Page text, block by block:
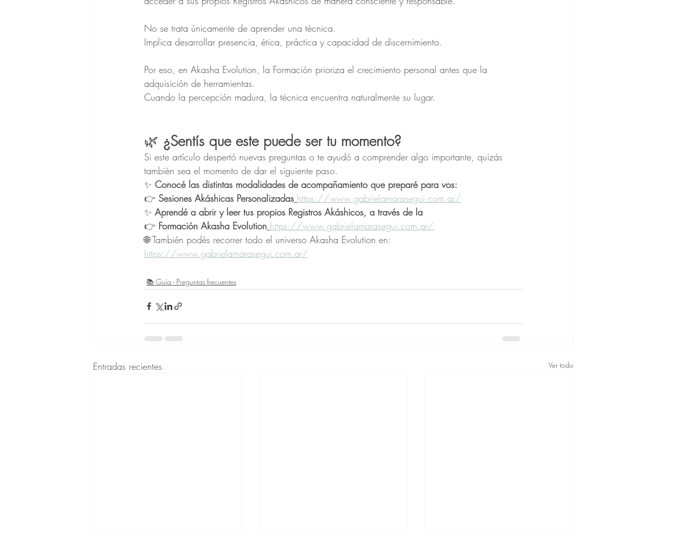
No se trata únicamente de aprender una técnica.
Implica desarrollar presencia, ética, práctica y capacidad de discernimiento.
Por eso, en Akasha Evolution, la Formación prioriza el crecimiento personal antes que la
adquisición de herramientas.
Cuando la percepción madura, la técnica encuentra naturalmente su lugar.
🌿 ¿Sentís que este puede ser tu momento?
Si este artículo despertó nuevas preguntas o te ayudó a comprender algo importante, quizás
también sea el momento de dar el siguiente paso.
✨ Conocé las distintas modalidades de acompañamiento que preparé para vos:
👉 Sesiones Akáshicas Personalizadas https://www.gabrielamarasegui.com.ar/
✨ Aprendé a abrir y leer tus propios Registros Akáshicos, a través de la
👉 Formación Akasha Evolution https://www.gabrielamarasegui.com.ar/
🌐 También podés recorrer todo el universo Akasha Evolution en:
https://www.gabrielamarasegui.com.ar/
📚 Guía - Preguntas frecuentes
Entradas recientes Ver todo